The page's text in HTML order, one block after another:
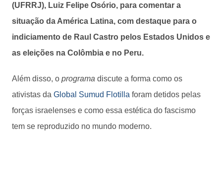
(UFRRJ), Luiz Felipe Osório, para comentar a
situação da América Latina, com destaque para o
indiciamento de Raul Castro pelos Estados Unidos e
as eleições na Colômbia e no Peru.
Além disso, o programa discute a forma como os
ativistas da Global Sumud Flotilla foram detidos pelas
forças israelenses e como essa estética do fascismo
tem se reproduzido no mundo moderno.